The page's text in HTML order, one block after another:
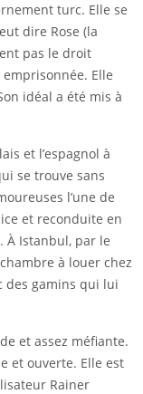
turc. Elle se
dire Rose (la
pas le droit
Elle
idéal a été mis à
et l’espagnol à
se trouve sans
l’une de
et reconduite en
À Istanbul, par le
à louer chez
des gamins qui lui
et assez méfiante.
et ouverte. Elle est
Rainer